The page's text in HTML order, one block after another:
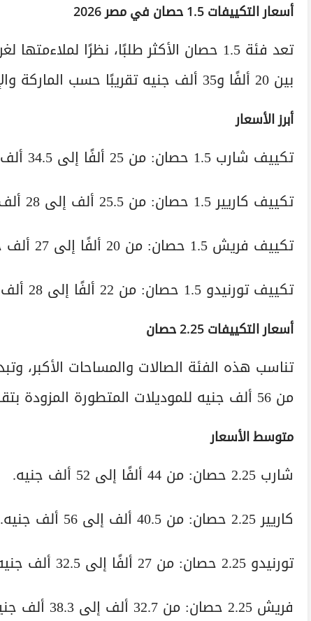
أسعار التكييفات 1.5 حصان في مصر 2026
تعد فئة 1.5 حصان الأكثر طلبًا، نظرًا
بين 20 ألفًا و35 ألف جنيه تقريبًا حسب الماركة والإمكانيات.
أبرز الأسعار
تكييف شارب 1.5 حصان: من 25 ألفًا إلى 34.5 ألف جنيه.
تكييف كاريير 1.5 حصان: من 25.5 ألف إلى 28 ألف جنيه.
تكييف فريش 1.5 حصان: من 20 ألفًا إلى 27 ألف جنيه.
تكييف تورنيدو 1.5 حصان: من 22 ألفًا إلى 28 ألف جنيه تقريبًا.
أسعار التكييفات 2.25 حصان
من 56 ألف جنيه للموديلات المتطورة المزودة بتقنية الإنفرتر.
متوسط الأسعار
شارب 2.25 حصان: من 44 ألفًا إلى 52 ألف جنيه.
كاريير 2.25 حصان: من 40.5 ألف إلى 56 ألف جنيه.
تورنيدو 2.25 حصان: من 27 ألفًا إلى 32.5 ألف جنيه.
فريش 2.25 حصان: من 32.7 ألف إلى 38.3 ألف جنيه.